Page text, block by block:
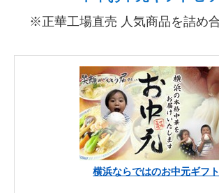
※正華工場直売 人気商品を詰め
横浜ならではのお中元ギフト